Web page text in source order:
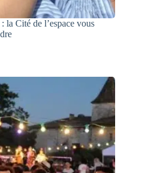
la Cité de l’espace vous